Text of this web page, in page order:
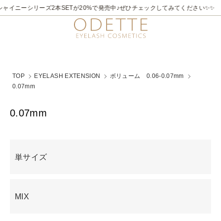
イニーシリーズ2本SETが20%で発売中♪ぜひチェックしてみてください✨✨
TOP EYELASH EXTENSION
ボリューム 0.06-0.07mm
0.07mm
0.07mm
単サイズ
MIX